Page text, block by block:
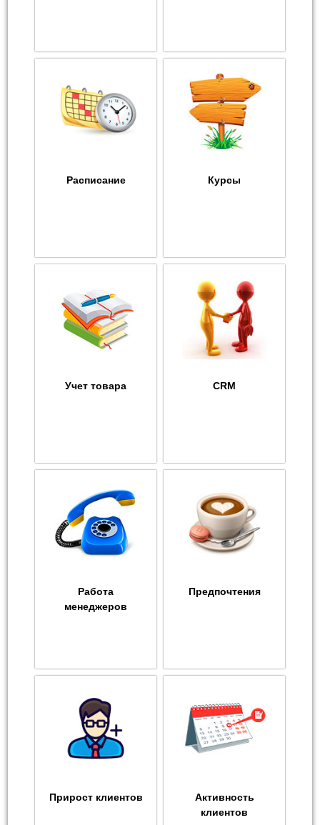
Расписание Курсы
Учет товара CRM
Работа
менеджеров
Предпочтения
Прирост клиентов
Активность
клиентов